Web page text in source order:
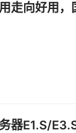
生变化，由技
为一家主打高
优化升级。
!在这个愈加充
走向好用
器E1.S/